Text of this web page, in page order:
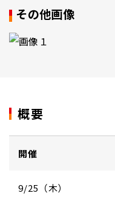
その他画像
概要
開催
9/25（木）